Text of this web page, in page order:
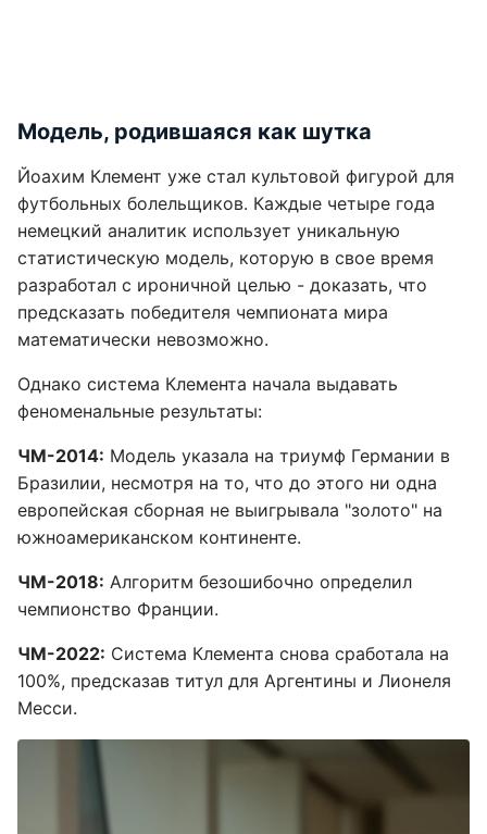
Модель, родившаяся как шутка
Йоахим Клемент уже стал культовой фигурой для
футбольных болельщиков. Каждые четыре года
немецкий аналитик использует уникальную
статистическую модель, которую в свое время
разработал с ироничной целью - доказать, что
предсказать победителя чемпионата мира
математически невозможно.
Однако система Клемента начала выдавать
феноменальные результаты:
ЧМ-2014: Модель указала на триумф Германии в
Бразилии, несмотря на то, что до этого ни одна
европейская сборная не выигрывала "золото" на
южноамериканском континенте.
ЧМ-2018: Алгоритм безошибочно определил
чемпионство Франции.
ЧМ-2022: Система Клемента снова сработала на
100%, предсказав титул для Аргентины и Лионеля
Месси.